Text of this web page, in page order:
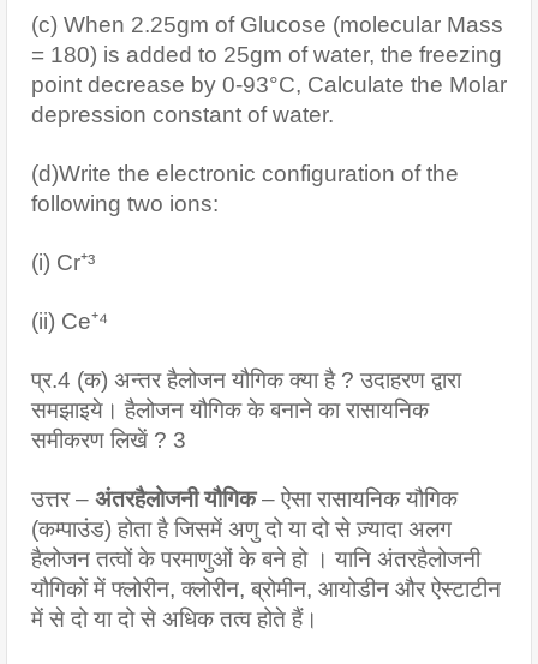
(c) When 2.25gm of Glucose (molecular Mass
= 180) is added to 25gm of water, the freezing
point decrease by 0-93°C, Calculate the Molar
depression constant of water.
(d)Write the electronic configuration of the
following two ions:
(i) Cr⁺³
(ii) Ce⁺⁴
प्र.4 (क) अन्तर हैलोजन यौगिक क्या है ? उदाहरण द्वारा
समझाइये। हैलोजन यौगिक के बनाने का रासायनिक
समीकरण लिखें ? 3
उत्तर – अंतरहैलोजनी यौगिक – ऐसा रासायनिक यौगिक
(कम्पाउंड) होता है जिसमें अणु दो या दो से ज़्यादा अलग
हैलोजन तत्वों के परमाणुओं के बने हो । यानि अंतरहैलोजनी
यौगिकों में फ्लोरीन, क्लोरीन, ब्रोमीन, आयोडीन और ऐस्टाटीन
में से दो या दो से अधिक तत्व होते हैं।